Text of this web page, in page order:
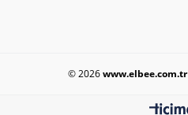
© 2026www.elbee.com.tr